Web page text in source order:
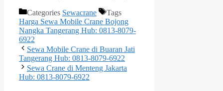
Categories Sewacrane
Tags
Harga Sewa Mobile Crane Bojong
Nangka Tangerang Hub: 0813-8079-
6922
Sewa Mobile Crane di Buaran Jati
Tangerang Hub: 0813-8079-6922
Sewa Crane di Menteng Jakarta
Hub: 0813-8079-6922